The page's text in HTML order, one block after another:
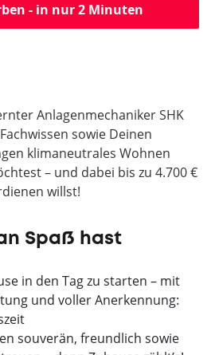
- in nur 2 Minuten
Anlagenmechaniker SHK
sowie Deinen
klimaneutrales Wohnen
– und dabei bis zu 4.700 €
willst!
Spaß hast
in den Tag zu starten – mit
und voller Anerkennung:
souverän, freundlich sowie